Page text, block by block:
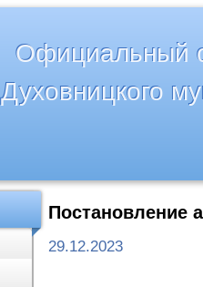
Официальный
Духовницкого
Постановление
29.12.2023